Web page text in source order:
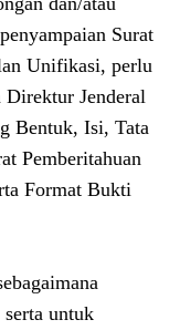
Surat
Unifikasi, perlu
Direktur Jenderal
Bentuk, Isi, Tata
Pemberitahuan
Format Bukti
untuk